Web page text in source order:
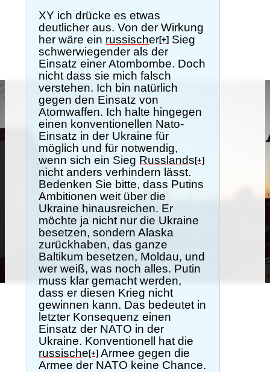
XY ich drücke es etwas
deutlicher aus. Von der Wirkung
her wäre ein russischer[+] Sieg
schwerwiegender als der
Einsatz einer Atombombe. Doch
nicht dass sie mich falsch
verstehen. Ich bin natürlich
gegen den Einsatz von
Atomwaffen. Ich halte hingegen
einen konventionellen Nato-
Einsatz in der Ukraine für
möglich und für notwendig,
wenn sich ein Sieg Russlands[+]
nicht anders verhindern lässt.
Bedenken Sie bitte, dass Putins
Ambitionen weit über die
Ukraine hinausreichen. Er
möchte ja nicht nur die Ukraine
besetzen, sondern Alaska
zurückhaben, das ganze
Baltikum besetzen, Moldau, und
wer weiß, was noch alles. Putin
muss klar gemacht werden,
dass er diesen Krieg nicht
gewinnen kann. Das bedeutet in
letzter Konsequenz einen
Einsatz der NATO in der
Ukraine. Konventionell hat die
russische[+] Armee gegen die
Armee der NATO keine Chance.